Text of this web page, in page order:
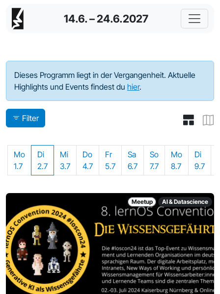
14.6. – 24.6.2027
Programm - 2024
Dieses Programm liegt in der Vergangenheit. Aktuelle
Highlights und Events findest du hier.
Filter
Mo
1.7
Di
2.7
Mi
3.7
Do
4.7
Fr
5.7
Sa
6.7
So
7.7
Mo
8.7
Di
9.7
Meetup AI & Datascience